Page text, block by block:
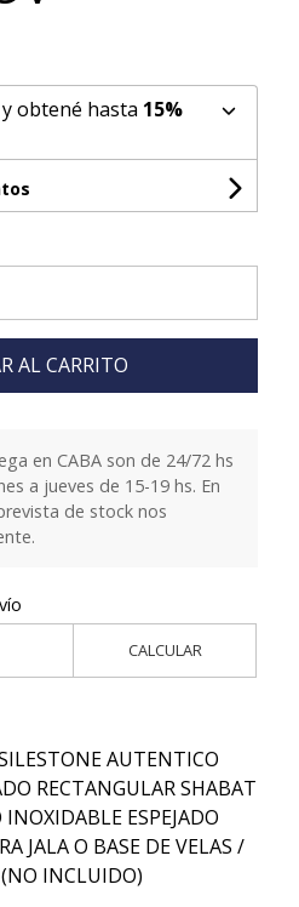
obtené hasta 15%
AL CARRITO
en CABA son de 24/72 hs
a jueves de 15-19 hs. En
de stock nos
CALCULAR
AUTENTICO
RECTANGULAR SHABAT
ESPEJADO
JALA O BASE DE VELAS /
INCLUIDO)